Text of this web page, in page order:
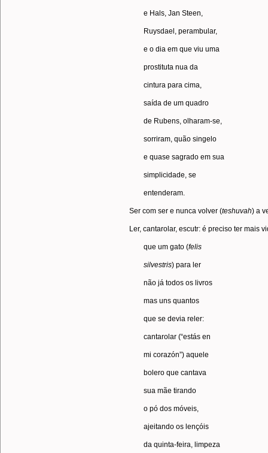
e Hals, Jan Steen,
Ruysdael, perambular,
e o dia em que viu uma
prostituta nua da
cintura para cima,
saída de um quadro
de Rubens, olharam-se,
sorriram, quão singelo
e quase sagrado em sua
simplicidade, se
entenderam.
Ser com ser e nunca volver (teshuvah) a
Ler, cantarolar, escutr: é preciso ter mais
que um gato (felis
silvestris) para ler
não já todos os livros
mas uns quantos
que se devia reler:
cantarolar (“estás en
mi corazón”) aquele
bolero que cantava
sua mãe tirando
o pó dos móveis,
ajeitando os lençóis
da quinta-feira, limpeza